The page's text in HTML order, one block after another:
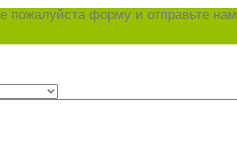
пожалуйста форму и отправьте нам